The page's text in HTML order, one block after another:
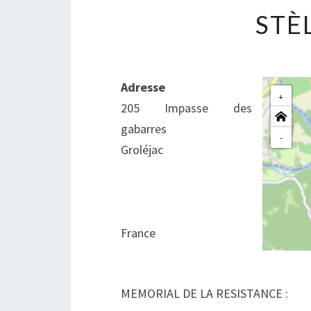
+
-
Adresse
205 Impasse des
gabarres
Groléjac
France
MEMORIAL DE LA RESISTANCE :